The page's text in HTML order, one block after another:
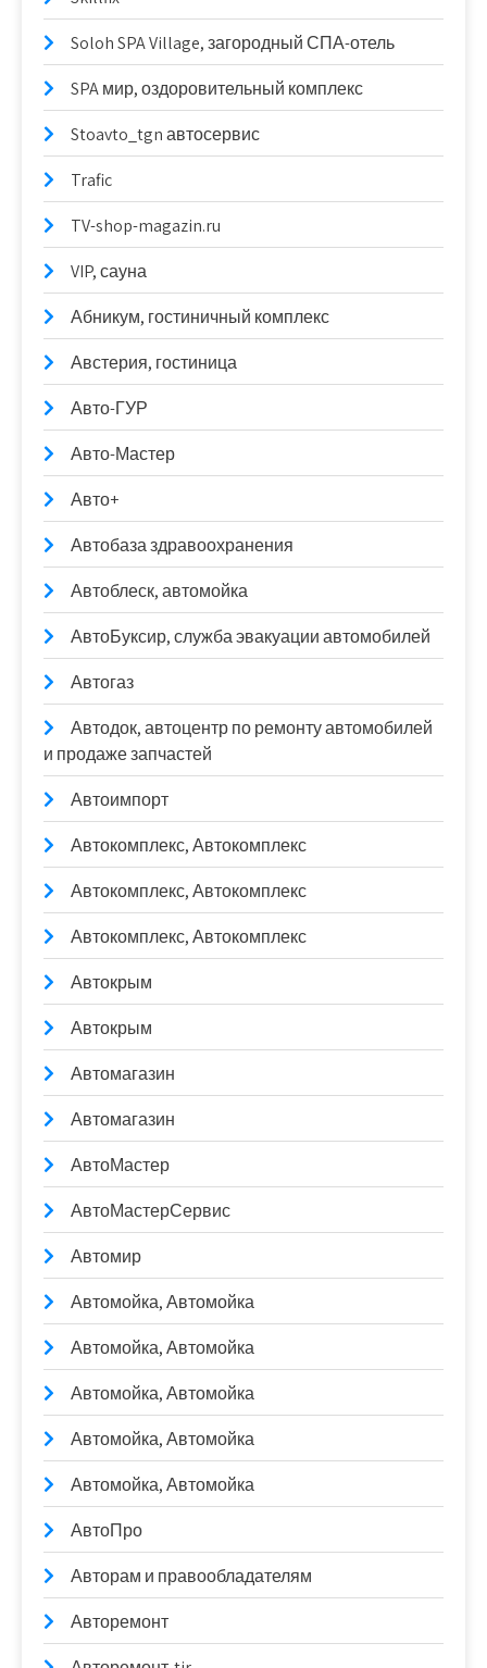
Soloh SPA Village, загородный СПА-отель
SPA мир, оздоровительный комплекс
Stoavto_tgn автосервис
Trafic
TV-shop-magazin.ru
VIP, сауна
Абникум, гостиничный комплекс
Австерия, гостиница
Авто-ГУР
Авто-Мастер
Авто+
Автобаза здравоохранения
Автоблеск, автомойка
АвтоБуксир, служба эвакуации автомобилей
Автогаз
Автодок, автоцентр по ремонту автомобилей
и продаже запчастей
Автоимпорт
Автокомплекс, Автокомплекс
Автокомплекс, Автокомплекс
Автокомплекс, Автокомплекс
Автокрым
Автокрым
Автомагазин
Автомагазин
АвтоМастер
АвтоМастерСервис
Автомир
Автомойка, Автомойка
Автомойка, Автомойка
Автомойка, Автомойка
Автомойка, Автомойка
Автомойка, Автомойка
АвтоПро
Авторам и правообладателям
Авторемонт